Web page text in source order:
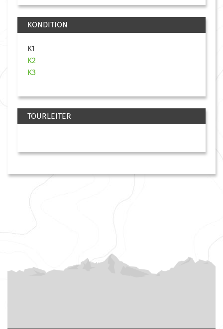
KONDITION
K1
K2
K3
TOURLEITER